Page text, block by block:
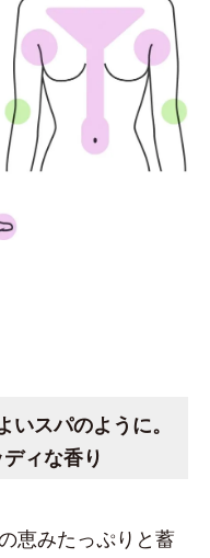
スパのように。
ィな香り
恵みたっぷりと蓄